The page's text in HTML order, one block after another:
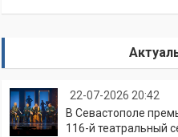
22-07-2026 20:42
В Севастополе
116-й театральный